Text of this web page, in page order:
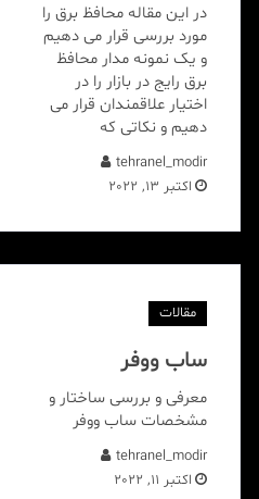
در این مقاله محافظ برق را
مورد بررسی قرار می دهیم
و یک نمونه مدار محافظ
برق رایج در بازار را در
اختیار علاقمندان قرار می
دهیم و نکاتی که
tehranel_modir
اکتبر 13, 2022
مقالات
ساب ووفر
معرفی و بررسی ساختار و
مشخصات ساب ووفر
tehranel_modir
اکتبر 11, 2022